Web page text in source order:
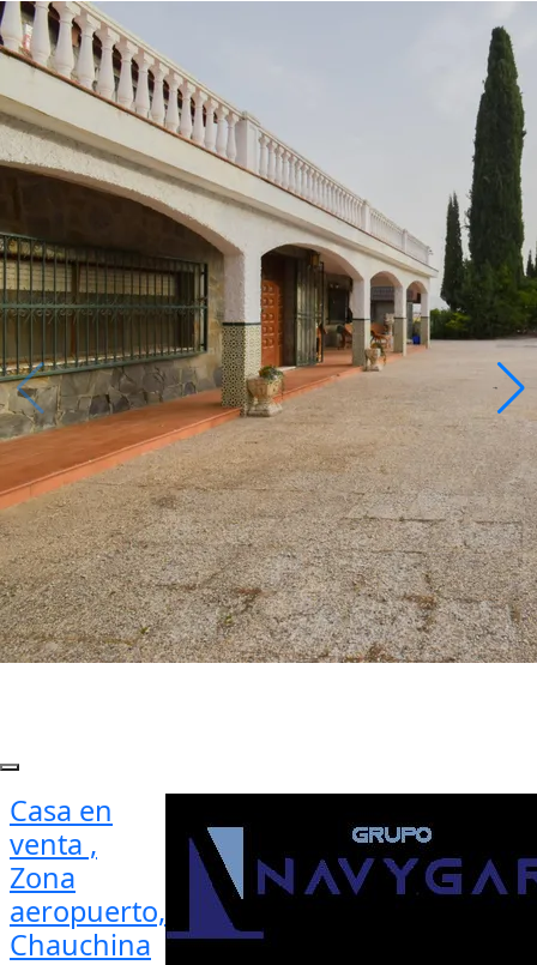
Casa en
venta ,
Zona
aeropuerto,
Chauchina